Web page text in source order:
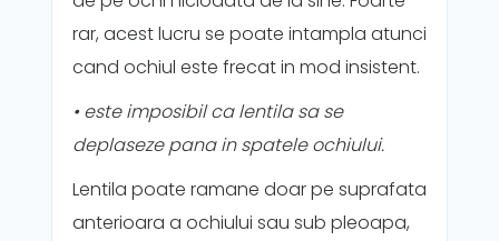
rar, acest lucru se poate intampla atunci
cand ochiul este frecat in mod insistent.
• este imposibil ca lentila sa se
deplaseze pana in spatele ochiului.
Lentila poate ramane doar pe suprafata
anterioara a ochiului sau sub pleoapa,